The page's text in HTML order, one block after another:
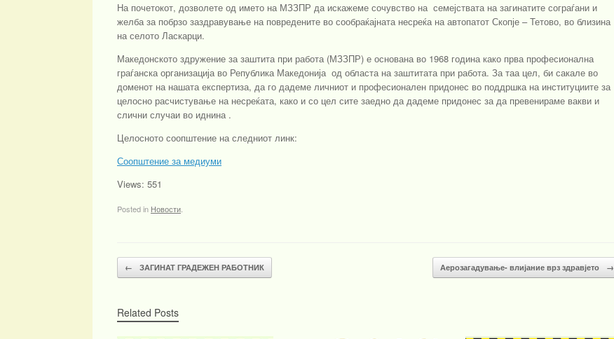
На почетокот, дозволете од името на МЗЗПР да искажеме сочувство на семејствата на загинатите сограѓани и
желба за побрзо заздравување на повредените во сообраќајната несреќа на автопатот Скопје – Тетово, во близина
на селото Ласкарци.
Македонското здружение за заштита при работа (МЗЗПР) е основана во 1968 година како прва професионална
граѓанска организација во Република Македонија од областа на заштитата при работа. За таа цел, би сакале во
доменот на нашата експертиза, да го дадеме личниот и професионален придонес во поддршка на институциите за
целосно расчистување на несреќата, како и со цел сите заедно да дадеме придонес за да превенираме вакви и
слични случаи во иднина .
Целосното соопштение на следниот линк:
Соопштение за медиуми
Views: 551
Posted in Новости
Post navigation
← ЗАГИНАТ ГРАДЕЖЕН РАБОТНИК Аерозагадување- влијание врз здравјето →
Related Posts